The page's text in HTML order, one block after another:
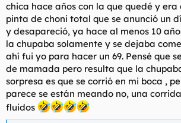
chica hace años con la que quedé y era
pinta de choni total que se anunció un
y desapareció, ya hace al menos 10
la chupaba solamente y se dejaba
ahí fui yo para hacer un 69. Pensé que
de mamada pero resulta que la
sorpresa es que se corrió en mi boca ,
parece se están meando no, una
fluidos